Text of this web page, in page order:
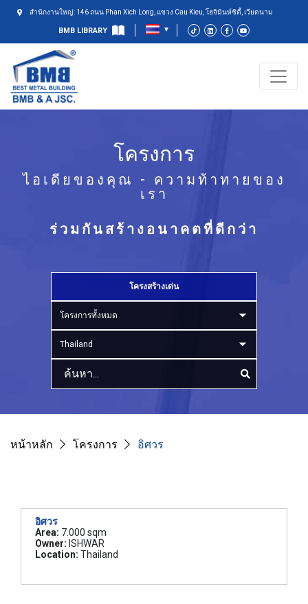
สำนักงานใหญ่: 146 ถนน Phan Xich Long, แขวง Cau Kieu, โฮจิมินห์ซิตี้, เวียดนาม
BMB LIBRARY
โครงการ
ไอเดียของคุณ - ความท้าทายของ
เรา
ร่วมกันสร้างอนาคตที่ดีกว่า
โครงสร้างเด่น
โครงการทั้งหมด
Thailand
หน้าหลัก โครงการ อิศวร
อิศวร
Area: 7.000 sqm
Owner: ISHWAR
Location: Thailand